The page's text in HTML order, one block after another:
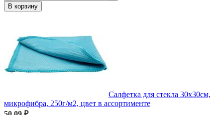
В корзину
Салфетка для стекла 30х30см,
микрофибра, 250г/м2, цвет в ассортименте